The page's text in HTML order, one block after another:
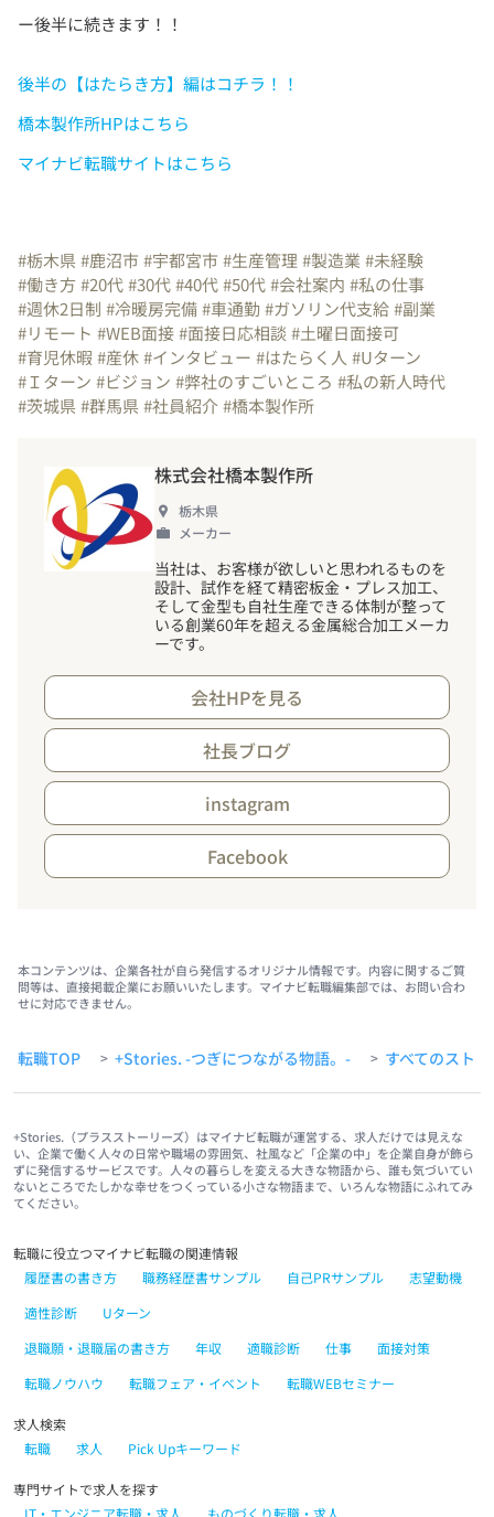
後半の【はたらき方】編はコチラ！！
橋本製作所HPはこちら
マイナビ転職サイトはこちら
#栃木県#鹿沼市 #宇都宮市 #生産管理 #製造業 #未経験
#働き方#20代#30代#40代#50代#会社案内 #私の仕事
#週休2日制 #冷暖房完備#車通勤#ガソリン代支給#副業
#リモート #WEB面接#面接日応相談 #土曜日面接可
#育児休暇 #産休#インタビュー #はたらく人 #Uターン
#Ｉターン #ビジョン #弊社のすごいところ #私の新人時代
#茨城県#群馬県#社員紹介#橋本製作所
株式会社橋本製作所
栃木県
メーカー
当社は、お客様が欲しいと思われるものを
設計、試作を経て精密板金・プレス加工、
そして金型も自社生産できる体制が整って
いる創業60年を超える金属総合加工メーカ
ーです。
会社HPを見る
社長ブログ
instagram
Facebook
本コンテンツは、企業各社が自ら発信するオリジナル情報です。内容に関するご質
問等は、直接掲載企業にお願いいたします。マイナビ転職編集部では、お問い合わ
せに対応できません。
転職TOP > +Stories. -つぎにつながる物語。- > すべてのスト
+Stories.（プラスストーリーズ）はマイナビ転職が運営する、求人だけでは見えな
い、企業で働く人々の日常や職場の雰囲気、社風など「企業の中」を企業自身が飾ら
ずに発信するサービスです。人々の暮らしを変える大きな物語から、誰も気づいてい
ないところでたしかな幸せをつくっている小さな物語まで、いろんな物語にふれてみ
てください。
転職に役立つマイナビ転職の関連情報
履歴書の書き方
職務経歴書サンプル 自己PRサンプル
志望動機
適性診断
Uターン
退職願・退職届の書き方
年収 適職診断 仕事
面接対策
転職ノウハウ
転職フェア・イベント 転職WEBセミナー
求人検索
転職
求人 Pick Upキーワード
専門サイトで求人を探す